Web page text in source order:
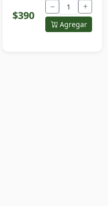
$390
− +
Agregar